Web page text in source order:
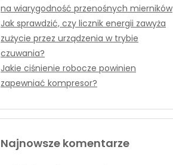
na wiarygodność przenośnych mierników
Jak sprawdzić, czy licznik energii zawyża
zużycie przez urządzenia w trybie
czuwania?
Jakie ciśnienie robocze powinien
zapewniać kompresor?
Najnowsze komentarze